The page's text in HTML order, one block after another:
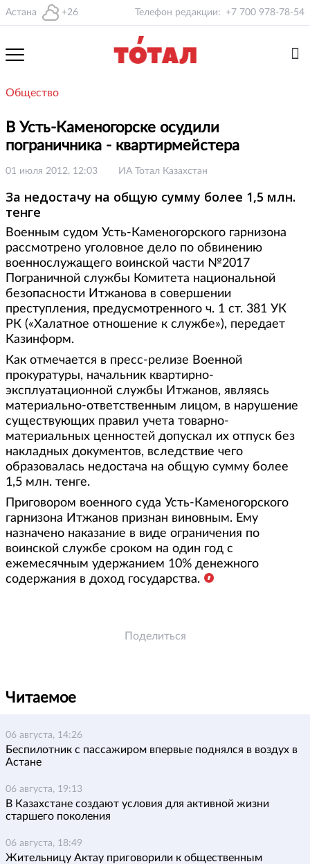
Астана +26 Телефон редакции: +7 700 978-78-54
Общество
В Усть-Каменогорске осудили
пограничника - квартирмейстера
01 июля 2012, 12:03 ИА Тотал Казахстан
За недостачу на общую сумму более 1,5 млн.
тенге
Военным судом Усть-Каменогорского гарнизона
рассмотрено уголовное дело по обвинению
военнослужащего воинской части №2017
Пограничной службы Комитета национальной
безопасности Итжанова в совершении
преступления, предусмотренного ч. 1 ст. 381 УК
РК («Халатное отношение к службе»), передает
Кaзинформ.
Как отмечается в пресс-релизе Военной
прокуратуры, начальник квартирно-
эксплуатационной службы Итжанов, являясь
материально-ответственным лицом, в нарушение
существующих правил учета товарно-
материальных ценностей допускал их отпуск без
накладных документов, вследствие чего
образовалась недостача на общую сумму более
1,5 млн. тенге.
Приговором военного суда Усть-Каменогорского
гарнизона Итжанов признан виновным. Ему
назначено наказание в виде ограничения по
воинской службе сроком на один год с
ежемесячным удержанием 10% денежного
содержания в доход государства.
Поделиться
Читаемое
06 августа, 14:26
Беспилотник с пассажиром впервые поднялся в воздух в
Астане
06 августа, 19:13
В Казахстане создают условия для активной жизни
старшего поколения
06 августа, 18:49
Жительницу Актау приговорили к общественным